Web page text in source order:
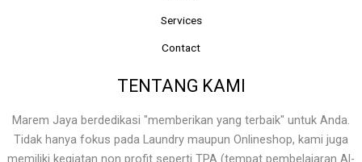
Services
Contact
TENTANG KAMI
Marem Jaya berdedikasi "memberikan yang terbaik" untuk Anda.
Tidak hanya fokus pada Laundry maupun Onlineshop, kami juga
memiliki kegiatan non profit seperti TPA (tempat pembelajaran Al-